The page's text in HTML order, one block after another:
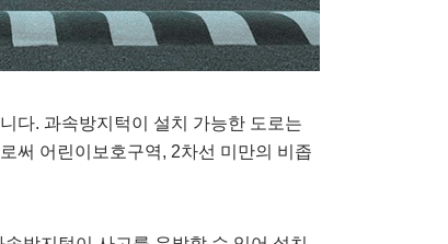
다. 과속방지턱이 설치 가능한 도로는
써 어린이보호구역, 2차선 미만의 비좁